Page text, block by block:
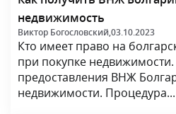
недвижимость
Виктор Богословский,03.10.2023
Кто имеет право на
при покупке
предоставления ВНЖ
недвижимости. Процедура...